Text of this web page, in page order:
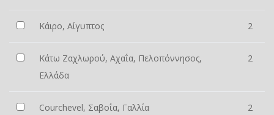
Κάιρο, Αίγυπτος 2
Κάτω Ζαχλωρού, Αχαΐα, Πελοπόννησος,
Ελλάδα
2
Courchevel, Σαβοΐα, Γαλλία 2